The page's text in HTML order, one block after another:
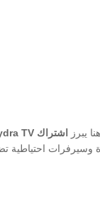
يبرز اشتراك Hydra TV
وسيرفرات